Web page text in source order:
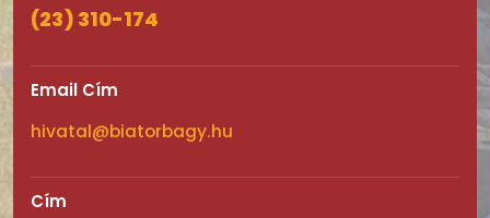
(23) 310-174
Email Cím
hivatal@biatorbagy.hu
Cím